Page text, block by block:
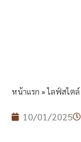
หน้าแรก »ไลฟ์สไตล์
10/01/2025